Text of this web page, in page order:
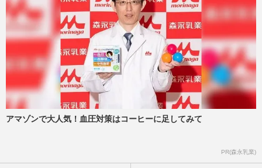
アマゾンで大人気！血圧対策はコーヒーに足してみて
PR(森永乳業)